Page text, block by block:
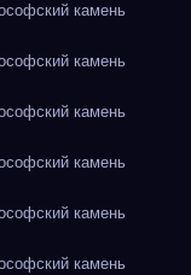
камень
камень
камень
камень
камень
камень